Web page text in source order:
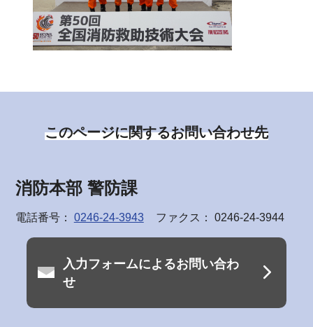
このページに関するお問い合わせ先
消防本部 警防課
電話番号： 0246-24-3943 ファクス： 0246-24-3944
入力フォームによるお問い合わ
せ